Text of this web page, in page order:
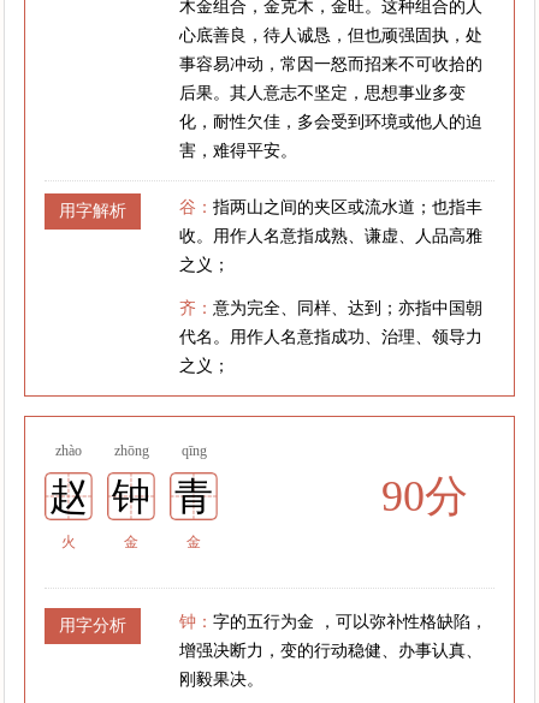
木金组合，金克木，金旺。这种组合的人
心底善良，待人诚恳，但也顽强固执，处
事容易冲动，常因一怒而招来不可收拾的
后果。其人意志不坚定，思想事业多变
化，耐性欠佳，多会受到环境或他人的迫
害，难得平安。
用字解析 谷：指两山之间的夹区或流水道；也指丰
收。用作人名意指成熟、谦虚、人品高雅
之义；
齐：意为完全、同样、达到；亦指中国朝
代名。用作人名意指成功、治理、领导力
之义；
zhào zhōng qīng
赵 钟 青
火 金 金
90分
用字分析 钟：字的五行为金 ，可以弥补性格缺陷，
增强决断力，变的行动稳健、办事认真、
刚毅果决。